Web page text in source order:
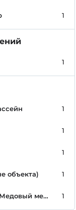
1
1
1
1
1
объекта) 1
Романтика / Медовый месяц 1